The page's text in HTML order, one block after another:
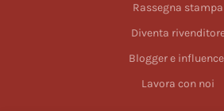
Rassegna stampa
Diventa
Blogger e
Lavora con noi